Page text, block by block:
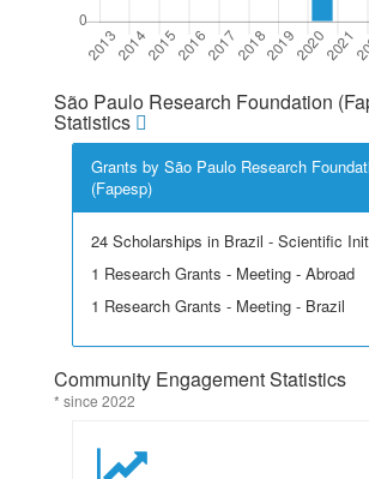
São Paulo Research Foundation
Statistics
Grants by São Paulo Research
(Fapesp)
24 Scholarships in Brazil - Scientific
1 Research Grants - Meeting - Abroad
1 Research Grants - Meeting - Brazil
Community Engagement Statistics
* since 2022